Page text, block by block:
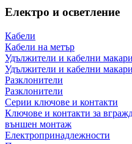
Електро и осветление
Кабели
Кабели на метър
Удължители и кабелни макари
Удължители и кабелни макари
Разклонители
Разклонители
Серии ключове и контакти
Ключове и контакти за
външен монтаж
Електропринадлежности